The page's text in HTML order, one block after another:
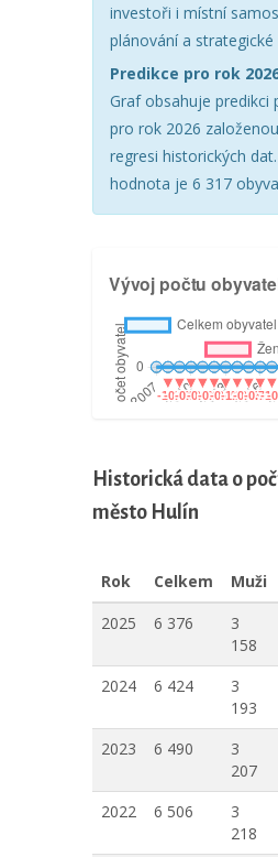
investoři i místní
plánování a
Predikce pro rok
Graf obsahuje predikci
pro rok 2026
regresi historických
hodnota je 6 317
Historická data o
město Hulín
Rok Celkem Muži
2025
6 376
3
158
2024
6 424
3
193
2023
6 490
3
207
2022
6 506
3
218